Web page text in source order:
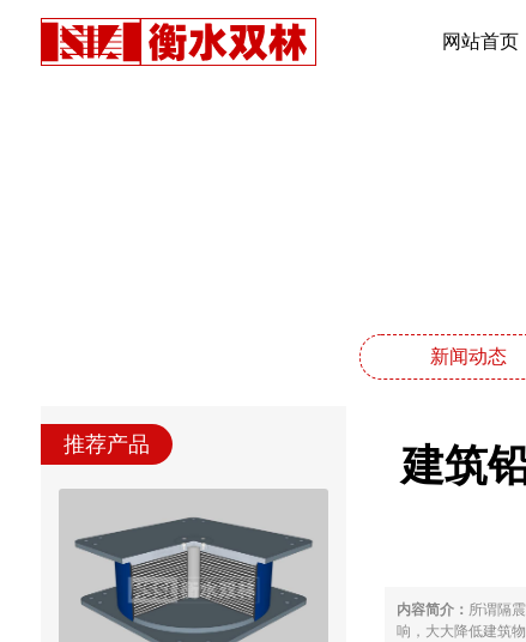
网站首页
新闻动态
推荐产品
建筑
内容简介： 所谓隔
响，大大降低建筑